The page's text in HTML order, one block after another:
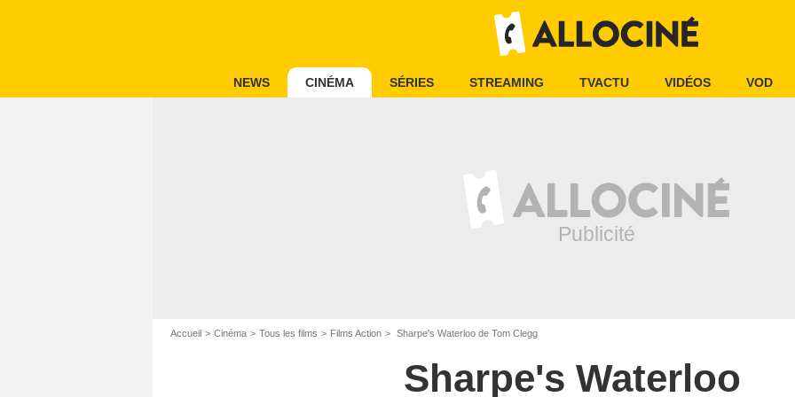
NEWS CINÉMA SÉRIES STREAMING TVACTU VIDÉOS VOD
Accueil Cinéma Tous les films Films Action Sharpe's Waterloo de Tom Clegg
Sharpe's Waterloo